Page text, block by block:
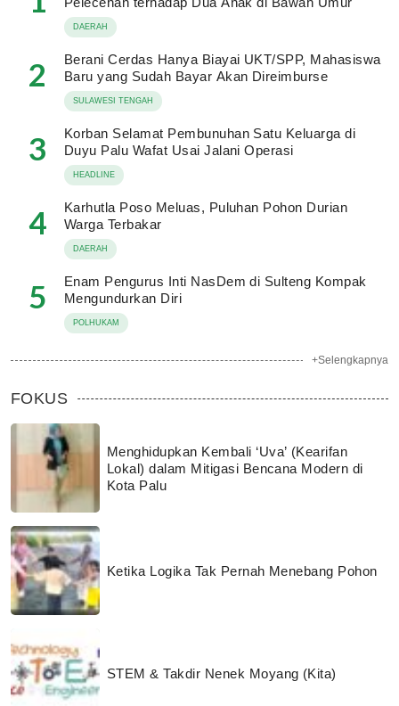
DAERAH
2
Berani Cerdas Hanya Biayai UKT/SPP, Mahasiswa
Baru yang Sudah Bayar Akan Direimburse
SULAWESI TENGAH
3
Korban Selamat Pembunuhan Satu Keluarga di
Duyu Palu Wafat Usai Jalani Operasi
HEADLINE
4
Karhutla Poso Meluas, Puluhan Pohon Durian
Warga Terbakar
DAERAH
5
Enam Pengurus Inti NasDem di Sulteng Kompak
Mengundurkan Diri
POLHUKAM
+Selengkapnya
FOKUS
Menghidupkan Kembali ‘Uva’ (Kearifan
Lokal) dalam Mitigasi Bencana Modern di
Kota Palu
Ketika Logika Tak Pernah Menebang Pohon
STEM & Takdir Nenek Moyang (Kita)